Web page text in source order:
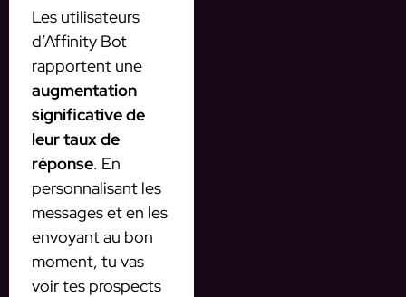
Les utilisateurs
d’Affinity Bot
rapportent une
augmentation
significative de
leur taux de
réponse. En
personnalisant les
messages et en les
envoyant au bon
moment, tu vas
voir tes prospects